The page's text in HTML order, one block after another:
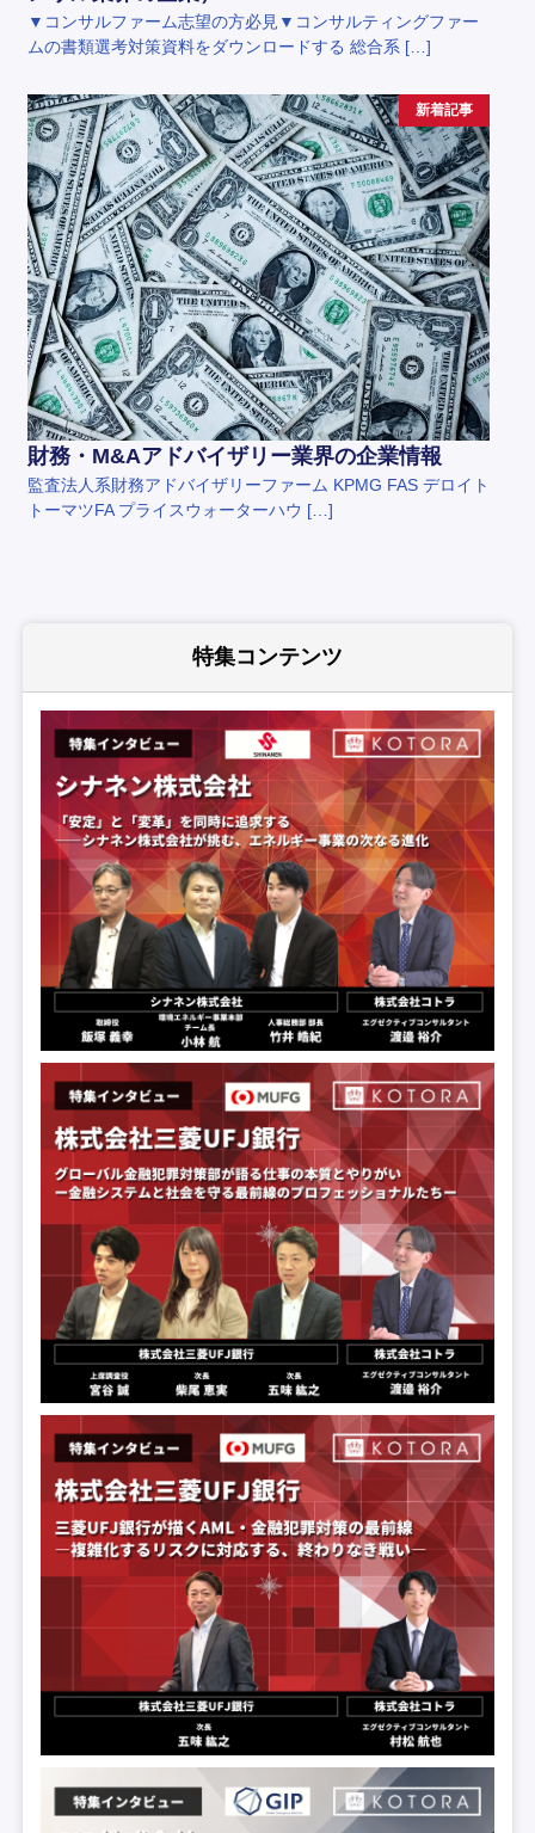
▼コンサルファーム志望の方必見▼コンサルティングファー
ムの書類選考対策資料をダウンロードする 総合系 […]
新着記事
財務・M&Aアドバイザリー業界の企業情報
監査法人系財務アドバイザリーファーム KPMG FAS デロイト
トーマツFA プライスウォーターハウ […]
特集コンテンツ